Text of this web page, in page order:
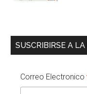
SUSCRIBIRSE A
Correo Electronico